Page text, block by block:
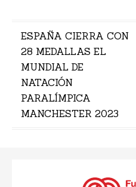
Navegación
de
entradas
ESPAÑA CIERRA CON
28 MEDALLAS EL
MUNDIAL DE
NATACIÓN
PARALÍMPICA
MANCHESTER 2023